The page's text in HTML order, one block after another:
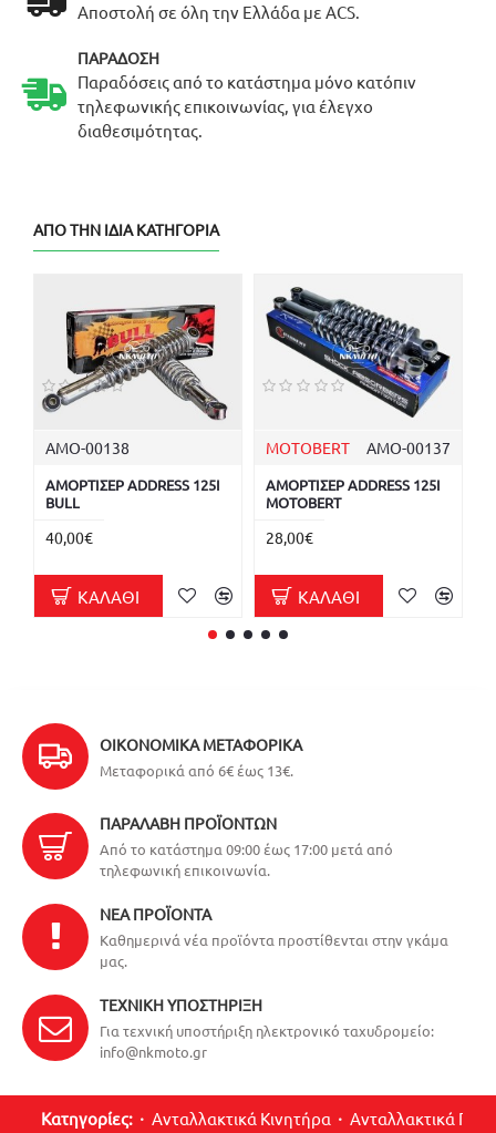
Αποστολή σε όλη την Ελλάδα με ACS.
ΠΑΡΆΔΟΣΗ
Παραδόσεις από το κατάστημα μόνο κατόπιν
τηλεφωνικής επικοινωνίας, για έλεγχο
διαθεσιμότητας.
ΑΠΌ ΤΗΝ ΊΔΙΑ ΚΑΤΗΓΟΡΊΑ
ΑΜΟ-00138
ΑΜΟΡΤΙΣΕΡ ADDRESS 125I
BULL
40,00€
ΚΑΛΆΘΙ
MOTOBERT ΑΜΟ-00137
ΑΜΟΡΤΙΣΕΡ ADDRESS 125I
MOTOBERT
28,00€
ΚΑΛΆΘΙ
ΟΙΚΟΝΟΜΙΚΆ ΜΕΤΑΦΟΡΙΚΆ
Μεταφορικά από 6€ έως 13€.
ΠΑΡΑΛΑΒΉ ΠΡΟΪΌΝΤΩΝ
Από το κατάστημα 09:00 έως 17:00 μετά από
τηλεφωνική επικοινωνία.
ΝΈΑ ΠΡΟΪΌΝΤΑ
Καθημερινά νέα προϊόντα προστίθενται στην γκάμα
μας.
ΤΕΧΝΙΚΉ ΥΠΟΣΤΉΡΙΞΗ
Για τεχνική υποστήριξη ηλεκτρονικό ταχυδρομείο:
info@nkmoto.gr
Κατηγορίες: Ανταλλακτικά Κινητήρα Ανταλλακτικά